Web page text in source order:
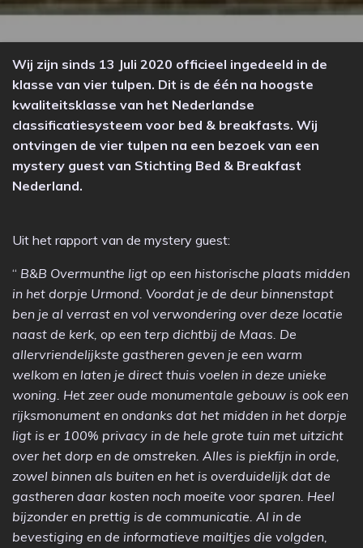
Wij zijn sinds 13 Juli 2020 officieel ingedeeld in de
klasse van vier tulpen. Dit is de één na hoogste
kwaliteitsklasse van het Nederlandse
classificatiesysteem voor bed & breakfasts. Wij
ontvingen de vier tulpen na een bezoek van een
mystery guest van Stichting Bed & Breakfast
Nederland.
Uit het rapport van de mystery guest:
“ B&B Overmunthe ligt op een historische plaats midden
in het dorpje Urmond. Voordat je de deur binnenstapt
ben je al verrast en vol verwondering over deze locatie
naast de kerk, op een terp dichtbij de Maas. De
allervriendelijkste gastheren geven je een warm
welkom en laten je direct thuis voelen in deze unieke
woning. Het zeer oude monumentale gebouw is ook een
rijksmonument en ondanks dat het midden in het dorpje
ligt is er 100% privacy in de hele grote tuin met uitzicht
over het dorp en de omstreken. Alles is piekfijn in orde,
zowel binnen als buiten en het is overduidelijk dat de
gastheren daar kosten noch moeite voor sparen. Heel
bijzonder en prettig is de communicatie. Al in de
bevestiging en de informatieve mailtjes die volgden,